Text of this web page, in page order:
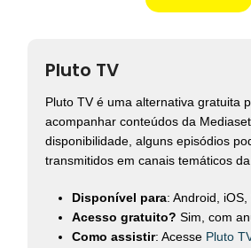
Pluto TV
Pluto TV é uma alternativa gratuita
acompanhar conteúdos da
disponibilidade, alguns episódios
transmitidos em canais temáticos
Disponível para: Android,
Acesso gratuito? Sim, com
Como assistir: Acesse Pluto